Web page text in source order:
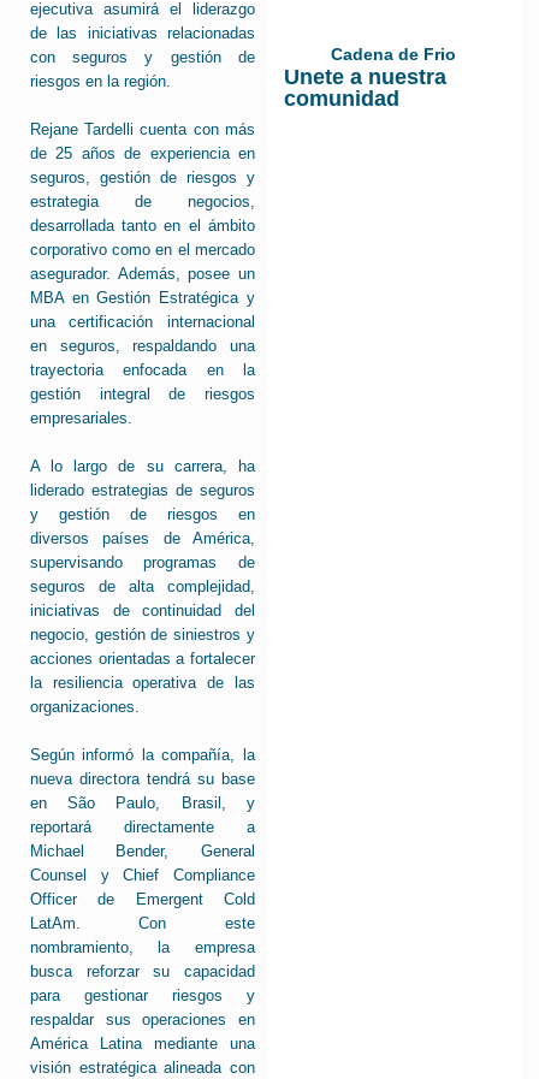
ejecutiva asumirá el liderazgo
de las iniciativas relacionadas
con seguros y gestión de
riesgos en la región.
Rejane Tardelli cuenta con más
de 25 años de experiencia en
seguros, gestión de riesgos y
estrategia de negocios,
desarrollada tanto en el ámbito
corporativo como en el mercado
asegurador. Además, posee un
MBA en Gestión Estratégica y
una certificación internacional
en seguros, respaldando una
trayectoria enfocada en la
gestión integral de riesgos
empresariales.
A lo largo de su carrera, ha
liderado estrategias de seguros
y gestión de riesgos en
diversos países de América,
supervisando programas de
seguros de alta complejidad,
iniciativas de continuidad del
negocio, gestión de siniestros y
acciones orientadas a fortalecer
la resiliencia operativa de las
organizaciones.
Según informó la compañía, la
nueva directora tendrá su base
en São Paulo, Brasil, y
reportará directamente a
Michael Bender, General
Counsel y Chief Compliance
Officer de Emergent Cold
LatAm. Con este
nombramiento, la empresa
busca reforzar su capacidad
para gestionar riesgos y
respaldar sus operaciones en
América Latina mediante una
visión estratégica alineada con
Cadena de Frio
Unete a nuestra
comunidad